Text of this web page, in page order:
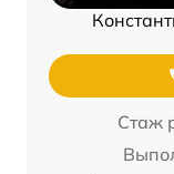
Стаж